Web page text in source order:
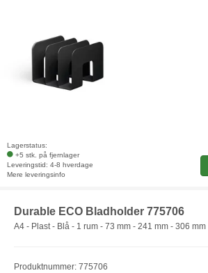
Lagerstatus:
+5 stk. på fjernlager
Leveringstid: 4-8 hverdage
Mere leveringsinfo
Durable ECO Bladholder 775706
A4 - Plast - Blå - 1 rum - 73 mm - 241 mm - 306 mm
Produktnummer: 775706